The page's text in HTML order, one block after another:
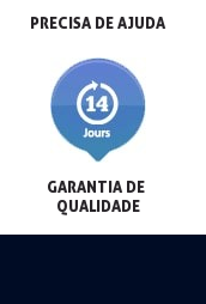
PRECISA DE AJUDA
GARANTIA DE
QUALIDADE